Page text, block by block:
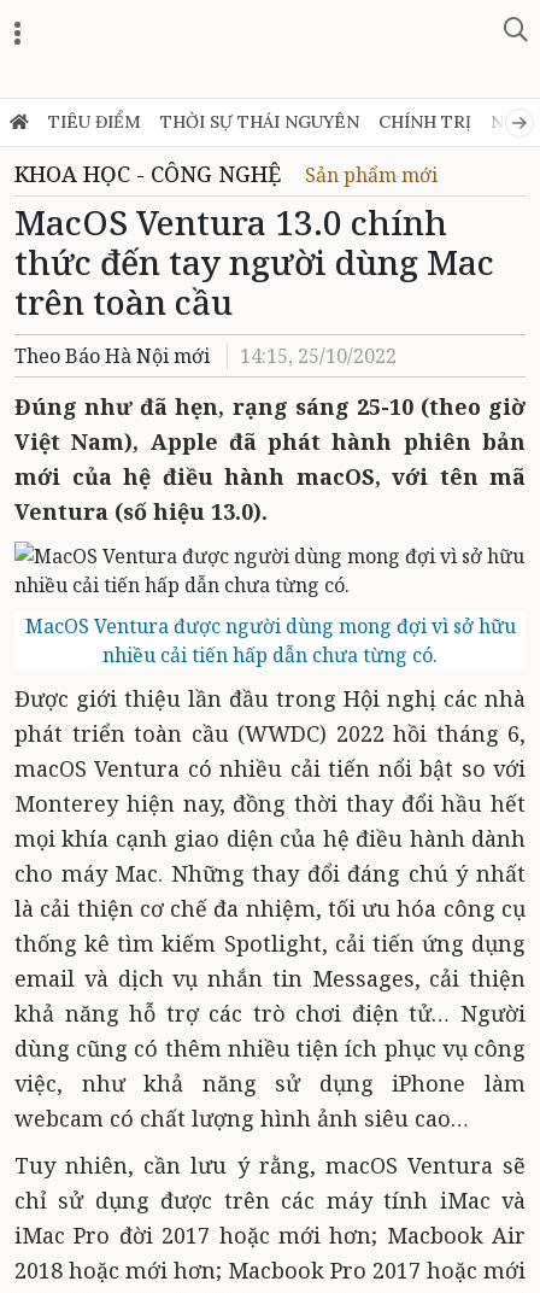
TIÊU ĐIỂM THỜI SỰ THÁI NGUYÊN CHÍNH TRỊ NGHỊ
KHOA HỌC - CÔNG NGHỆ Sản phẩm mới
MacOS Ventura 13.0 chính
thức đến tay người dùng Mac
trên toàn cầu
Theo Báo Hà Nội mới 14:15, 25/10/2022
Đúng như đã hẹn, rạng sáng 25-10 (theo giờ
Việt Nam), Apple đã phát hành phiên bản
mới của hệ điều hành macOS, với tên mã
Ventura (số hiệu 13.0).
MacOS Ventura được người dùng mong đợi vì sở hữu
nhiều cải tiến hấp dẫn chưa từng có.
Được giới thiệu lần đầu trong Hội nghị các nhà
phát triển toàn cầu (WWDC) 2022 hồi tháng 6,
macOS Ventura có nhiều cải tiến nổi bật so với
Monterey hiện nay, đồng thời thay đổi hầu hết
mọi khía cạnh giao diện của hệ điều hành dành
cho máy Mac. Những thay đổi đáng chú ý nhất
là cải thiện cơ chế đa nhiệm, tối ưu hóa công cụ
thống kê tìm kiếm Spotlight, cải tiến ứng dụng
email và dịch vụ nhắn tin Messages, cải thiện
khả năng hỗ trợ các trò chơi điện tử… Người
dùng cũng có thêm nhiều tiện ích phục vụ công
việc, như khả năng sử dụng iPhone làm
webcam có chất lượng hình ảnh siêu cao…
Tuy nhiên, cần lưu ý rằng, macOS Ventura sẽ
chỉ sử dụng được trên các máy tính iMac và
iMac Pro đời 2017 hoặc mới hơn; Macbook Air
2018 hoặc mới hơn; Macbook Pro 2017 hoặc mới